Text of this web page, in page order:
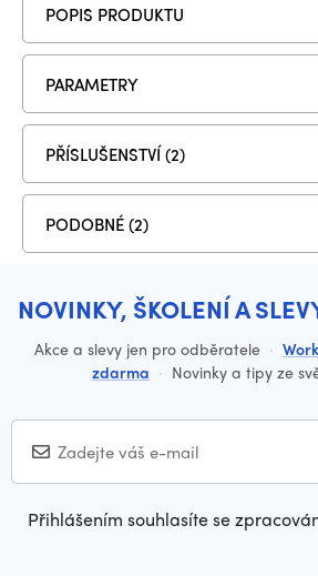
POPIS PRODUKTU
PARAMETRY
PŘÍSLUŠENSTVÍ (2)
PODOBNÉ (2)
NOVINKY, ŠKOLENÍ A
Akce a slevy jen pro odběratele ·
zdarma · Novinky a tipy ze
Přihlášením souhlasíte se